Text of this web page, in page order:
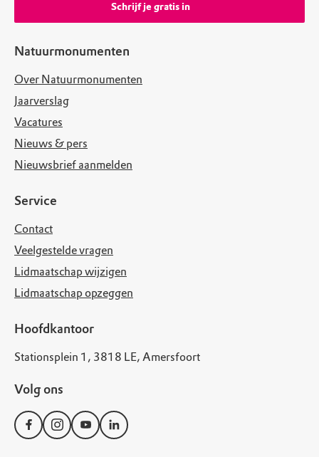
Natuurmonumenten
Over Natuurmonumenten
Jaarverslag
Vacatures
Nieuws & pers
Nieuwsbrief aanmelden
Service
Contact
Veelgestelde vragen
Lidmaatschap wijzigen
Lidmaatschap opzeggen
Hoofdkantoor
Stationsplein 1, 3818 LE, Amersfoort
Volg ons
Schrijf je gratis in